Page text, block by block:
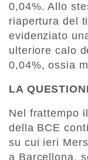
0,04%. Allo
riapertura del
evidenziato
ulteriore calo
0,04%, ossia
LA
Nel frattempo
della BCE
su cui ieri
a Barcellona,